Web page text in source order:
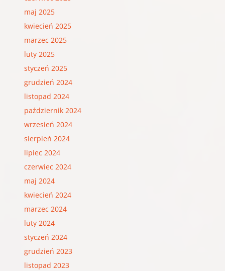
maj 2025
kwiecień 2025
marzec 2025
luty 2025
styczeń 2025
grudzień 2024
listopad 2024
październik 2024
wrzesień 2024
sierpień 2024
lipiec 2024
czerwiec 2024
maj 2024
kwiecień 2024
marzec 2024
luty 2024
styczeń 2024
grudzień 2023
listopad 2023